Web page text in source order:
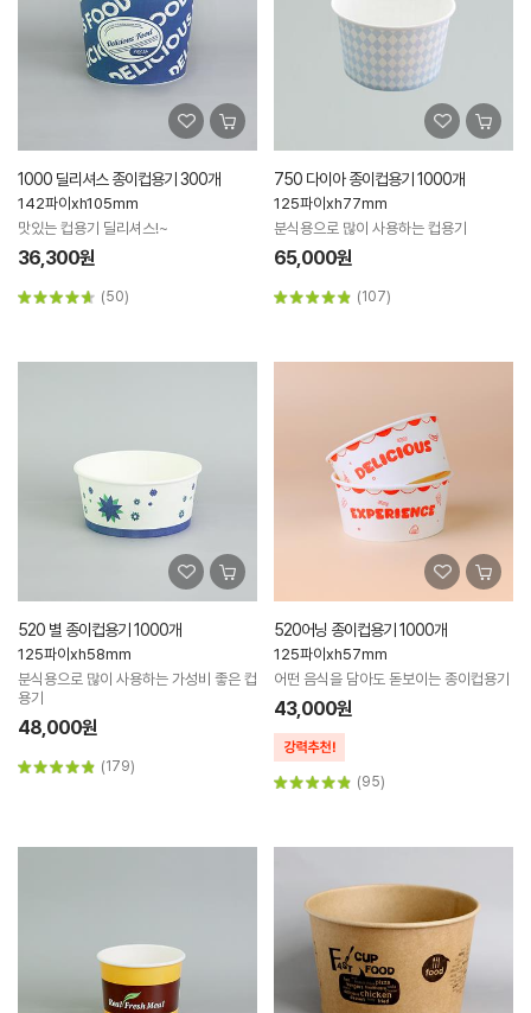
1000 딜리셔스 종이컵용기 300개
142파이xh105mm
맛있는 컵용기 딜리셔스!~
36,300원
(50)
750 다이아 종이컵용기 1000개
125파이xh77mm
분식용으로 많이 사용하는 컵용기
65,000원
(107)
520 별 종이컵용기 1000개
125파이xh58mm
분식용으로 많이 사용하는 가성비 좋은 컵
용기
48,000원
(179)
520어닝 종이컵용기 1000개
125파이xh57mm
어떤 음식을 담아도 돋보이는 종이컵용기
43,000원
(95)